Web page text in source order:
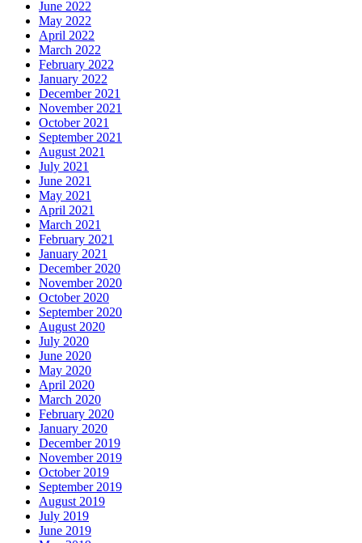
June 2022
May 2022
April 2022
March 2022
February 2022
January 2022
December 2021
November 2021
October 2021
September 2021
August 2021
July 2021
June 2021
May 2021
April 2021
March 2021
February 2021
January 2021
December 2020
November 2020
October 2020
September 2020
August 2020
July 2020
June 2020
May 2020
April 2020
March 2020
February 2020
January 2020
December 2019
November 2019
October 2019
September 2019
August 2019
July 2019
June 2019